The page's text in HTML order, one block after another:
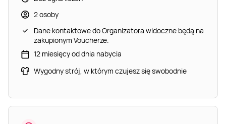
2 osoby
Dane kontaktowe do Organizatora widoczne będą na
zakupionym Voucherze.
12 miesięcy od dnia nabycia
Wygodny strój, w którym czujesz się swobodnie